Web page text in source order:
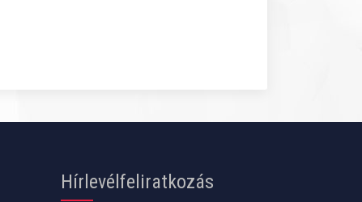
Hírlevélfeliratkozás